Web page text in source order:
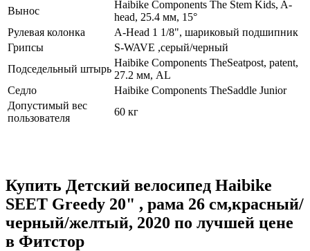
Вынос
Haibike Components The Stem Kids, A-
head, 25.4 мм, 15°
Рулевая колонка
A-Head 1 1/8", шариковый подшипник
Грипсы
S-WAVE ,серый/черный
Подседельный штырь
Haibike Components TheSeatpost, patent,
27.2 мм, AL
Седло
Haibike Components TheSaddle Junior
Допустимый вес
пользователя
60 кг
Купить Детский велосипед Haibike
SEET Greedy 20" , рама 26 см,красный/
черный/желтый, 2020 по лучшей цене
в Фитстор